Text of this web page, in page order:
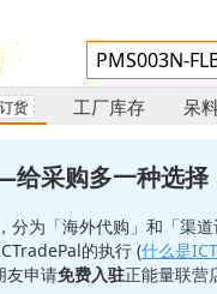
订货 工厂库存 呆
给采购多一种选择
分为「海外代购」和「渠
的执行 (什么是
友申请免费入驻正能量联营